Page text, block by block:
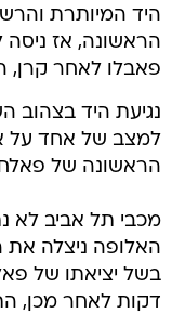
היד המיותרת
הראשונה, אז ניסה
פאבלו לאחר קרן,
נגיעת היד בצהוב
למצב של אחד על
הראשונה של
מכבי תל אביב לא
האלופה ניצלה את
בשל יציאתו של
דקות לאחר מכן,